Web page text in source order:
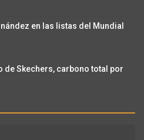
en las listas del Mundial
de Skechers, carbono total por